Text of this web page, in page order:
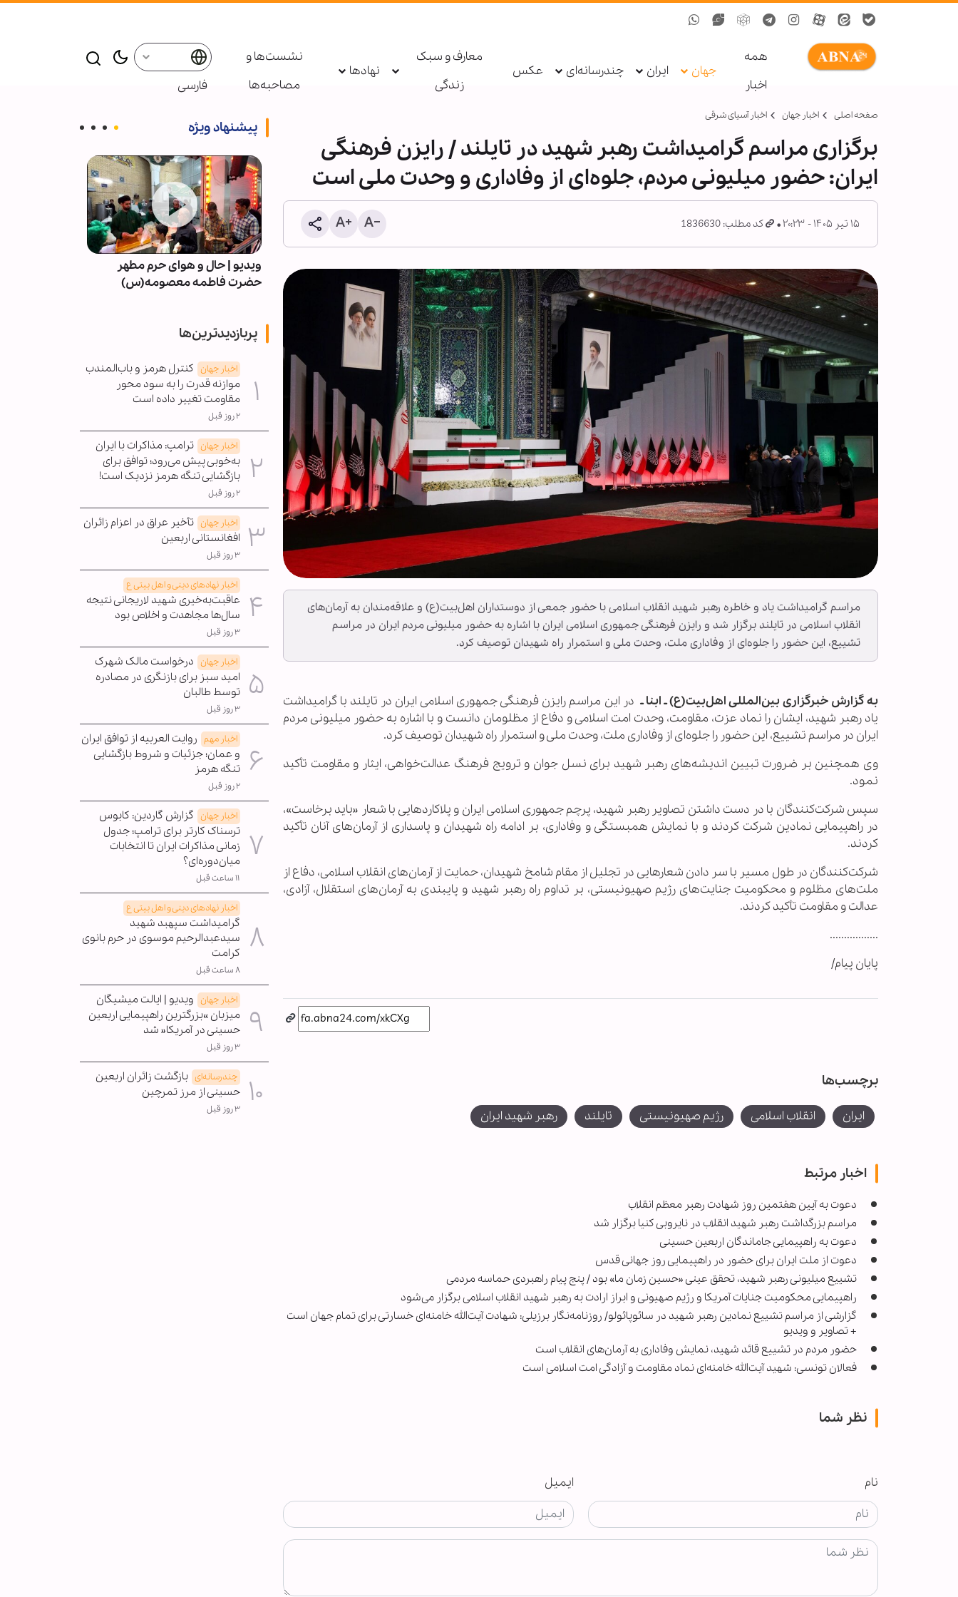
همه
اخبار
جهان ایران چندرسانه‌ای عکس
معارف و سبک
زندگی
نهادها
نشست‌ها و
مصاحبه‌ها
فارسی
صفحه اصلی اخبار جهان اخبار آسیای شرقی
برگزاری مراسم گرامیداشت رهبر شهید در تایلند / رایزن فرهنگی
ایران: حضور میلیونی مردم، جلوه‌ای از وفاداری و وحدت ملی است
۱۵ تیر ۱۴۰۵ - ۲۰:۲۳ کد مطلب: 1836630
مراسم گرامیداشت یاد و خاطره رهبر شهید انقلاب اسلامی با حضور جمعی از دوستداران اهل‌بیت(ع) و علاقه‌مندان به آرمان‌های
انقلاب اسلامی در تایلند برگزار شد و رایزن فرهنگی جمهوری اسلامی ایران با اشاره به حضور میلیونی مردم ایران در مراسم
تشییع، این حضور را جلوه‌ای از وفاداری ملت، وحدت ملی و استمرار راه شهیدان توصیف کرد.
به گزارش خبرگزاری بین‌المللی اهل‌بیت(ع) ـ ابنا ـ در این مراسم رایزن فرهنگی جمهوری اسلامی ایران در تایلند با گرامیداشت
یاد رهبر شهید، ایشان را نماد عزت، مقاومت، وحدت امت اسلامی و دفاع از مظلومان دانست و با اشاره به حضور میلیونی مردم
ایران در مراسم تشییع، این حضور را جلوه‌ای از وفاداری ملت، وحدت ملی و استمرار راه شهیدان توصیف کرد.
وی همچنین بر ضرورت تبیین اندیشه‌های رهبر شهید برای نسل جوان و ترویج فرهنگ عدالت‌خواهی، ایثار و مقاومت تأکید
نمود.
سپس شرکت‌کنندگان با در دست داشتن تصاویر رهبر شهید، پرچم جمهوری اسلامی ایران و پلاکاردهایی با شعار «باید برخاست»،
در راهپیمایی نمادین شرکت کردند و با نمایش همبستگی و وفاداری، بر ادامه راه شهیدان و پاسداری از آرمان‌های آنان تأکید
کردند.
شرکت‌کنندگان در طول مسیر با سر دادن شعارهایی در تجلیل از مقام شامخ شهیدان، حمایت از آرمان‌های انقلاب اسلامی، دفاع از
ملت‌های مظلوم و محکومیت جنایت‌های رژیم صهیونیستی، بر تداوم راه رهبر شهید و پایبندی به آرمان‌های استقلال، آزادی،
عدالت و مقاومت تأکید کردند.
.................
پایان پیام/
برچسب‌ها
ایران انقلاب اسلامی رژیم صهیونیستی تایلند رهبر شهید ایران
اخبار مرتبط
دعوت به آیین هفتمین روز شهادت رهبر معظم انقلاب
مراسم بزرگداشت رهبر شهید انقلاب در نایروبی کنیا برگزار شد
دعوت به راهپیمایی جاماندگان اربعین حسینی
دعوت از ملت ایران برای حضور در راهپیمایی روز جهانی قدس
تشییع میلیونی رهبر شهید، تحقق عینی «حسین زمان ما» بود / پنج پیام راهبردی حماسه مردمی
راهپیمایی محکومیت جنایات آمریکا و رژیم صهیونی و ابراز ارادت به رهبر شهید انقلاب اسلامی برگزار می‌شود
گزارشی از مراسم تشییع نمادین رهبر شهید در سائوپائولو/ روزنامه‌نگار برزیلی: شهادت آیت‌الله خامنه‌ای خسارتی برای تمام جهان است
+ تصاویر و ویدیو
حضور مردم در تشییع قائد شهید، نمایش وفاداری به آرمان‌های انقلاب است
فعالان تونسی: شهید آیت‌الله خامنه‌ای نماد مقاومت و آزادگی امت اسلامی است
نظر شما
نام ایمیل
پیشنهاد ویژه
پادکست ابنا - روایت یک دهه |
سکوت مدینه
ویدیو | حال و هوای حرم مطهر
حضرت فاطمه معصومه(س)
پربازدیدترین‌ها
اخبار جهان کنترل هرمز و باب‌المندب
موازنه قدرت را به سود محور
مقاومت تغییر داده است
۲ روز قبل
اخبار جهان ترامپ: مذاکرات با ایران
به‌خوبی پیش می‌رود؛ توافق برای
بازگشایی تنگه هرمز نزدیک است!
۲ روز قبل
اخبار جهان تأخیر عراق در اعزام زائران
افغانستانی اربعین
۳ روز قبل
اخبار نهادهای دینی و اهل بیتی ع
عاقبت‌به‌خیری شهید لاریجانی نتیجه
سال‌ها مجاهدت و اخلاص بود
۳ روز قبل
اخبار جهان درخواست مالک شهرک
امید سبز برای بازنگری در مصادره
توسط طالبان
۳ روز قبل
اخبار مهم روایت العربیه از توافق ایران
و عمان؛ جزئیات و شروط بازگشایی
تنگه هرمز
۲ روز قبل
اخبار جهان گزارش گاردین: کابوس
ترسناک کارتر برای ترامپ؛ جدول
زمانی مذاکرات ایران تا انتخابات
میان‌دوره‌ای؟
۱۱ ساعت قبل
اخبار نهادهای دینی و اهل بیتی ع
گرامیداشت سپهبد شهید
سیدعبدالرحیم موسوی در حرم بانوی
کرامت
۸ ساعت قبل
اخبار جهان ویدیو | ایالت میشیگان
میزبان »بزرگترین راهپیمایی اربعین
حسینی در آمریکا« شد
۳ روز قبل
چندرسانه‌ای بازگشت زائران اربعین
حسینی از مرز تمرچین
۳ روز قبل